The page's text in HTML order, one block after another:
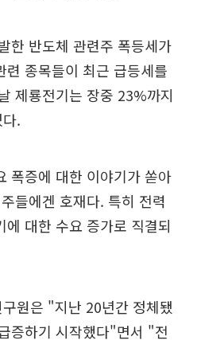
한 반도체 관련주 폭등세가
련 종목들이 최근 급등세를
제룡전기는 장중 23%까지
.
폭증에 대한 이야기가 쏟아
들에겐 호재다. 특히 전력
대한 수요 증가로 직결되
원은 "지난 20년간 정체됐
증하기 시작했다"면서 "전